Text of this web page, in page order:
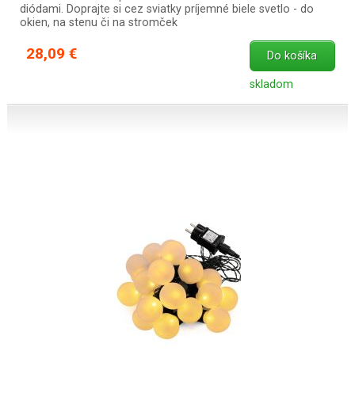
diódami. Doprajte si cez sviatky príjemné biele svetlo - do
okien, na stenu či na stromček
28,09 € Do košíka
skladom